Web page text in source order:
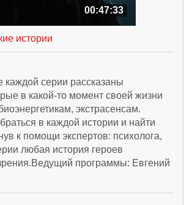
00:47:33
истории
серии рассказаны
в какой-то момент своей жизни
экстрасенсам.
в каждой истории и найти
к помощи экспертов: психолога,
любая история героев
программы: Евгений